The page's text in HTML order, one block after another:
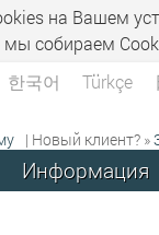
на Вашем
мы собираем
한국어 Türkçe
| Новый клиент? »
Информация